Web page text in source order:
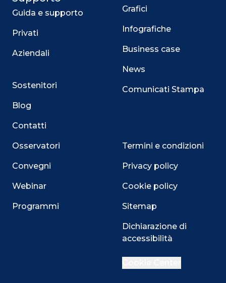
Guida e supporto
Privati
Aziendali
Sostenitori
Blog
Contatti
Osservatori
Convegni
Webinar
Programmi
Grafici
Infografiche
Business case
News
Comunicati Stampa
Termini e condizioni
Privacy policy
Cookie policy
Sitemap
Dichiarazione di
accessibilità